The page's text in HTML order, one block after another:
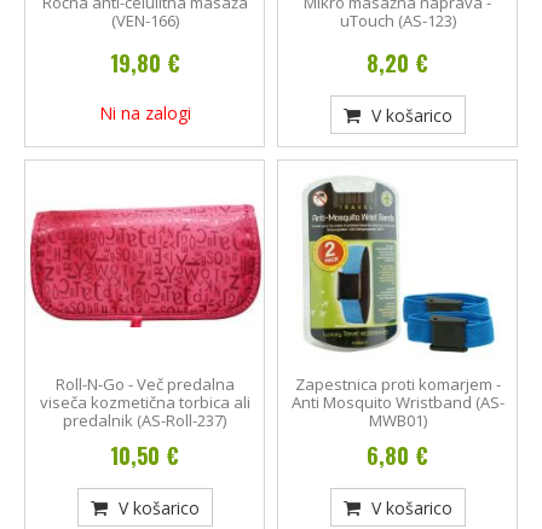
(VEN-166)
19,80 €
Ni na zalogi
uTouch (AS-123)
8,20 €
V košarico
Roll-N-Go - Več predalna
viseča kozmetična torbica ali
predalnik (AS-Roll-237)
10,50 €
V košarico
Zapestnica proti komarjem -
Anti Mosquito Wristband (AS-
MWB01)
6,80 €
V košarico